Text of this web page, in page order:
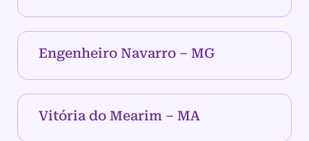
Engenheiro Navarro – MG
Vitória do Mearim – MA